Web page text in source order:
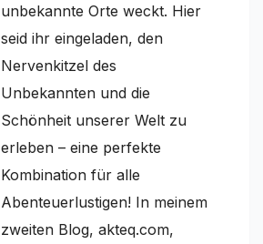
unbekannte Orte weckt. Hier
seid ihr eingeladen, den
Nervenkitzel des
Unbekannten und die
Schönheit unserer Welt zu
erleben – eine perfekte
Kombination für alle
Abenteuerlustigen! In meinem
zweiten Blog, akteq.com,